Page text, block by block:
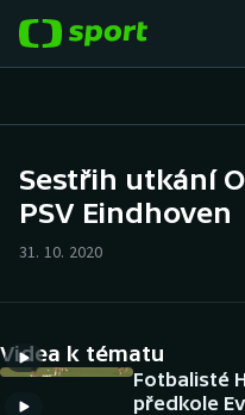
Hokej
Cyklistika
Sestřih utkání
PSV Eindhoven
31. 10. 2020
Videa k tématu
Fotbalisté
předkole